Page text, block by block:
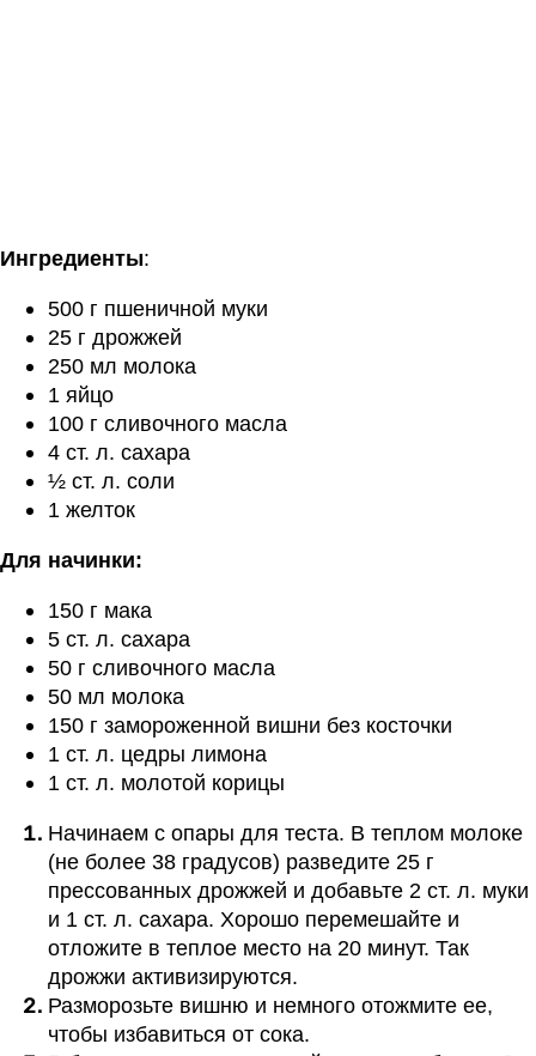
Ингредиенты:
500 г пшеничной муки
25 г дрожжей
250 мл молока
1 яйцо
100 г сливочного масла
4 ст. л. сахара
½ ст. л. соли
1 желток
Для начинки:
150 г мака
5 ст. л. сахара
50 г сливочного масла
50 мл молока
150 г замороженной вишни без косточки
1 ст. л. цедры лимона
1 ст. л. молотой корицы
Начинаем с опары для теста. В теплом молоке
(не более 38 градусов) разведите 25 г
прессованных дрожжей и добавьте 2 ст. л. муки
и 1 ст. л. сахара. Хорошо перемешайте и
отложите в теплое место на 20 минут. Так
дрожжи активизируются.
Разморозьте вишню и немного отожмите ее,
чтобы избавиться от сока.